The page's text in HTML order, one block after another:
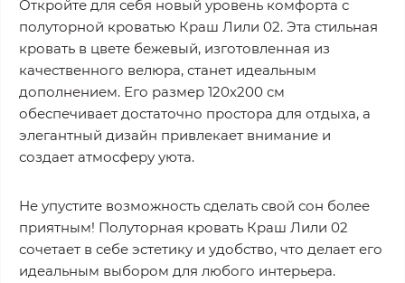
Откройте для себя новый уровень комфорта с
полуторной кроватью Краш Лили 02. Эта стильная
кровать в цвете бежевый, изготовленная из
качественного велюра, станет идеальным
дополнением. Его размер 120х200 см
обеспечивает достаточно простора для отдыха, а
элегантный дизайн привлекает внимание и
создает атмосферу уюта.
Не упустите возможность сделать свой сон более
приятным! Полуторная кровать Краш Лили 02
сочетает в себе эстетику и удобство, что делает его
идеальным выбором для любого интерьера.